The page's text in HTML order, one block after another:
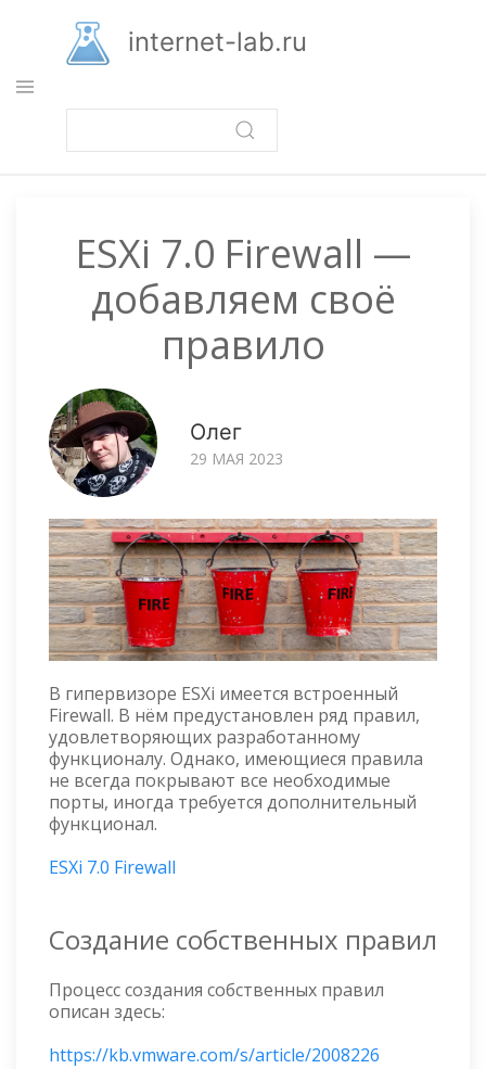
основному
содержанию
internet-lab.ru
ESXi 7.0 Firewall —
добавляем своё
правило
Олег
29 МАЯ 2023
В гипервизоре ESXi имеется встроенный
Firewall. В нём предустановлен ряд правил,
удовлетворяющих разработанному
функционалу. Однако, имеющиеся правила
не всегда покрывают все необходимые
порты, иногда требуется дополнительный
функционал.
ESXi 7.0 Firewall
Создание собственных правил
Процесс создания собственных правил
описан здесь:
https://kb.vmware.com/s/article/2008226